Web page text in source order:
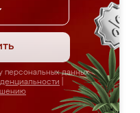
персональных данных